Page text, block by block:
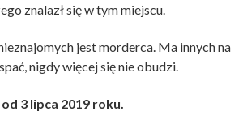
znalazł się w tym miejscu.
jest morderca. Ma innych na
nigdy więcej się nie obudzi.
3 lipca 2019 roku.